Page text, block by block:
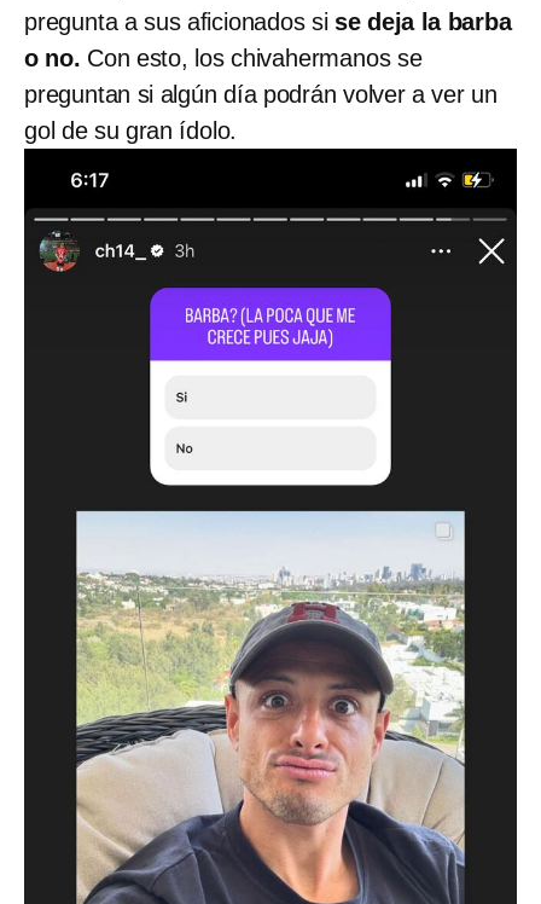
pregunta a sus aficionados si se deja la barba
o no. Con esto, los chivahermanos se
preguntan si algún día podrán volver a ver un
gol de su gran ídolo.